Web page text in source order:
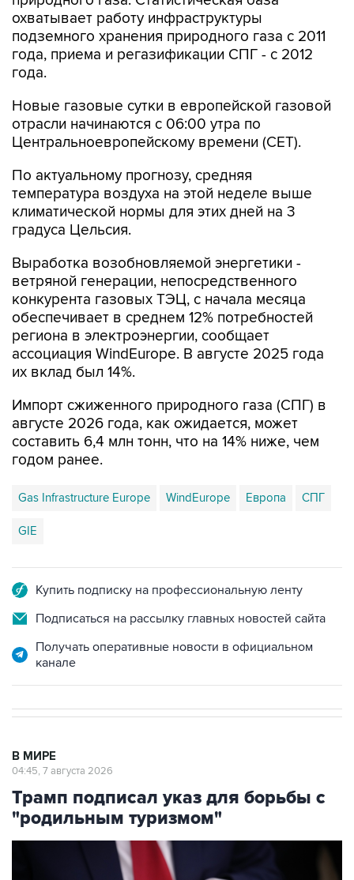
охватывает работу инфраструктуры
подземного хранения природного газа с 2011
года, приема и регазификации СПГ - с 2012
года.
Новые газовые сутки в европейской газовой
отрасли начинаются c 06:00 утра по
Центральноевропейскому времени (CET).
По актуальному прогнозу, средняя
температура воздуха на этой неделе выше
климатической нормы для этих дней на 3
градуса Цельсия.
Выработка возобновляемой энергетики -
ветряной генерации, непосредственного
конкурента газовых ТЭЦ, с начала месяца
обеспечивает в среднем 12% потребностей
региона в электроэнергии, сообщает
ассоциация WindEurope. В августе 2025 года
их вклад был 14%.
Импорт сжиженного природного газа (СПГ) в
августе 2026 года, как ожидается, может
составить 6,4 млн тонн, что на 14% ниже, чем
годом ранее.
Gas Infrastructure Europe WindEurope Европа СПГ
GIE
Купить подписку на профессиональную ленту
Подписаться на рассылку главных новостей сайта
Получать оперативные новости в официальном
канале
В МИРЕ
04:45, 7 августа 2026
Трамп подписал указ для борьбы с
"родильным туризмом"